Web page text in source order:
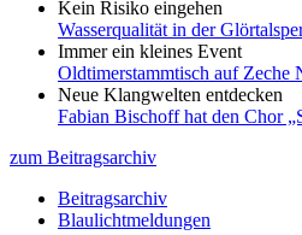
Kein Risiko eingehen
Wasserqualität in der
Immer ein kleines Event
Oldtimerstammtisch auf Zeche
Neue Klangwelten entdecken
Fabian Bischoff hat den Chor
zum Beitragsarchiv
Beitragsarchiv
Blaulichtmeldungen